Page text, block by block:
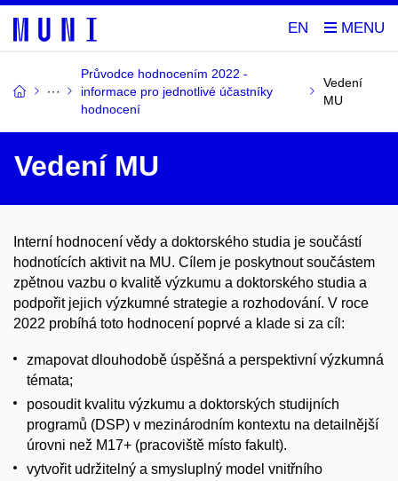
EN
Průvodce hodnocením 2022 -
informace pro jednotlivé účastníky
hodnocení
Vedení
MU
Vedení MU
Interní hodnocení vědy a doktorského studia je součástí
hodnotících aktivit na MU. Cílem je poskytnout součástem
zpětnou vazbu o kvalitě výzkumu a doktorského studia a
podpořit jejich výzkumné strategie a rozhodování. V roce
2022 probíhá toto hodnocení poprvé a klade si za cíl:
zmapovat dlouhodobě úspěšná a perspektivní výzkumná
témata;
posoudit kvalitu výzkumu a doktorských studijních
programů (DSP) v mezinárodním kontextu na detailnější
úrovni než M17+ (pracoviště místo fakult).
vytvořit udržitelný a smysluplný model vnitřního